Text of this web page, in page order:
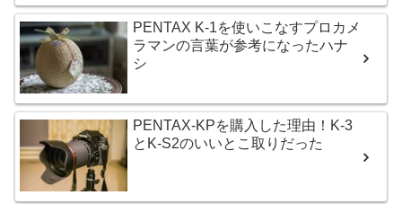
PENTAX K-1を使いこなすプロカメ
ラマンの言葉が参考になったハナ
シ
PENTAX-KPを購入した理由！K-3
とK-S2のいいとこ取りだった